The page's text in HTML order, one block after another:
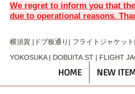
We regret to inform you that
due to operational reasons.
横須賀 |ドブ板通り| フライト ジャケッ
YOKOSUKA | DOBUITA.ST | FLIGHT
HOME NEW